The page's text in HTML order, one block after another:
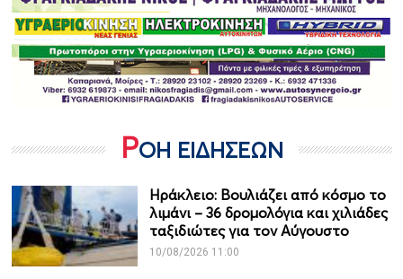
ΡΟΗ ΕΙΔΗΣΕΩΝ
Ηράκλειο: Βουλιάζει από κόσμο το
λιμάνι – 36 δρομολόγια και χιλιάδες
ταξιδιώτες για τον Αύγουστο
10/08/2026 11:00